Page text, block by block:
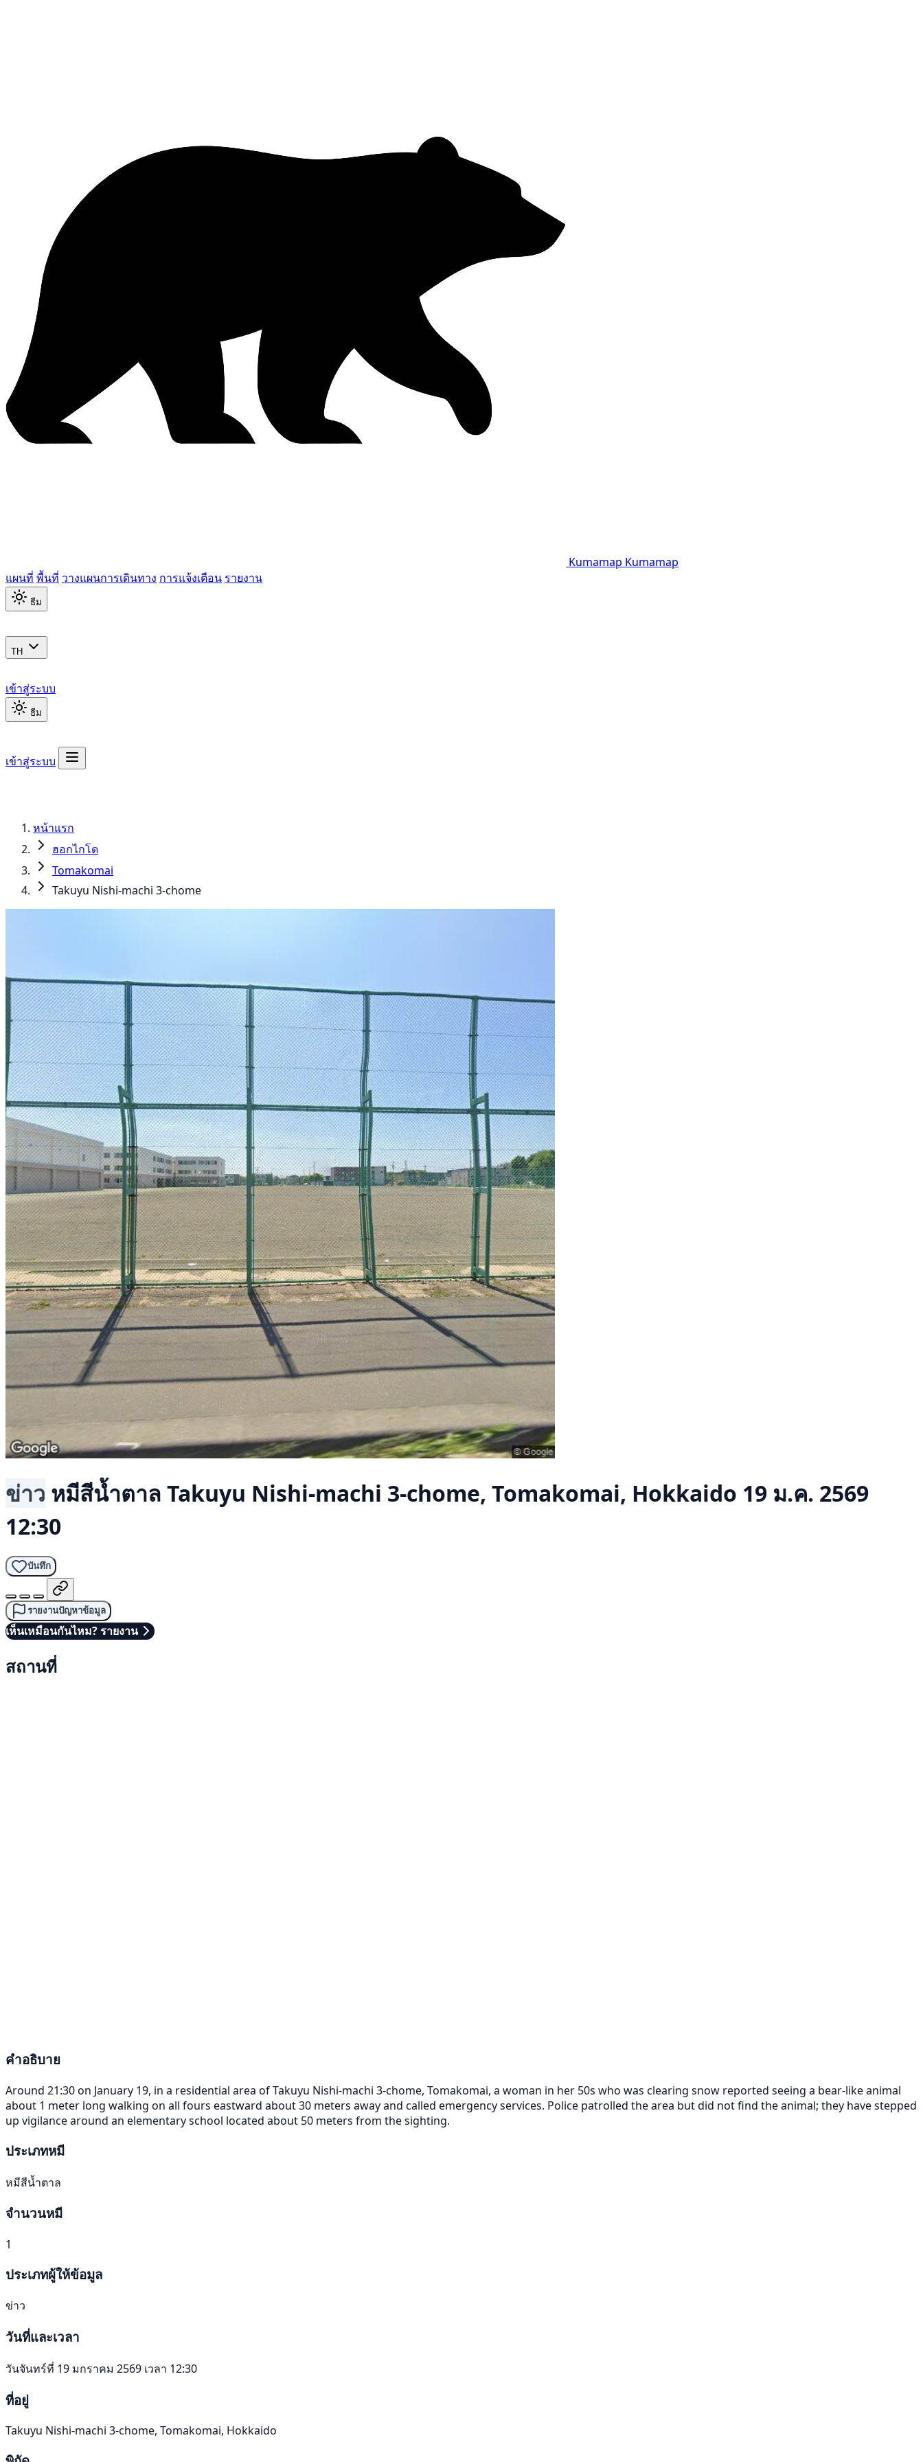
Kumamap Kumamap
แผนที่ พื้นที่ วางแผนการเดินทาง การแจ้งเตือน รายงาน
ธีม
TH
เข้าสู่ระบบ
ธีม
เข้าสู่ระบบ
หน้าแรก
ฮอกไกโด
Tomakomai
Takuyu Nishi-machi 3-chome
ข่าว หมีสีน้ำตาล Takuyu Nishi-machi 3-chome, Tomakomai, Hokkaido 19 ม.ค. 2569
12:30
บันทึก
รายงานปัญหาข้อมูล
เห็นเหมือนกันไหม? รายงาน
สถานที่
คำอธิบาย
Around 21:30 on January 19, in a residential area of Takuyu Nishi-machi 3-chome, Tomakomai, a woman in her 50s who was clearing snow reported seeing a bear-like animal
about 1 meter long walking on all fours eastward about 30 meters away and called emergency services. Police patrolled the area but did not find the animal; they have stepped
up vigilance around an elementary school located about 50 meters from the sighting.
ประเภทหมี
หมีสีน้ำตาล
จำนวนหมี
1
ประเภทผู้ให้ข้อมูล
ข่าว
วันที่และเวลา
วันจันทร์ที่ 19 มกราคม 2569 เวลา 12:30
ที่อยู่
Takuyu Nishi-machi 3-chome, Tomakomai, Hokkaido